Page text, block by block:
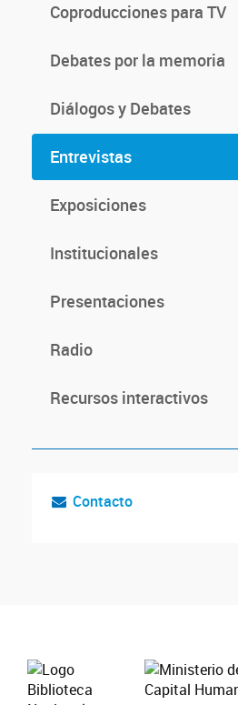
Coproducciones para TV
Debates por la memoria
Diálogos y Debates
Entrevistas
Exposiciones
Institucionales
Presentaciones
Radio
Recursos interactivos
Contacto